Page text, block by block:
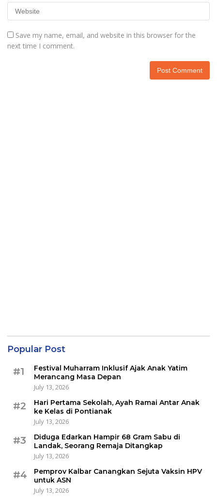
Save my name, email, and website in this browser for the
next time I comment.
Popular Post
#1
Festival Muharram Inklusif Ajak Anak Yatim
Merancang Masa Depan
July 13, 2026
#2
Hari Pertama Sekolah, Ayah Ramai Antar Anak
ke Kelas di Pontianak
July 13, 2026
#3
Diduga Edarkan Hampir 68 Gram Sabu di
Landak, Seorang Remaja Ditangkap
July 13, 2026
#4
Pemprov Kalbar Canangkan Sejuta Vaksin HPV
untuk ASN
July 13, 2026